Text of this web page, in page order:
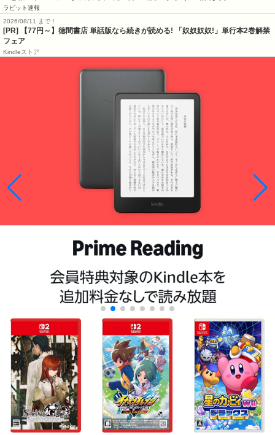
ラビット速報
2026/08/11 まで！
[PR] 【77円～】徳間書店 単話版なら続きが読める! 「奴奴奴奴!」単行本2巻解禁
フェア
Kindleストア